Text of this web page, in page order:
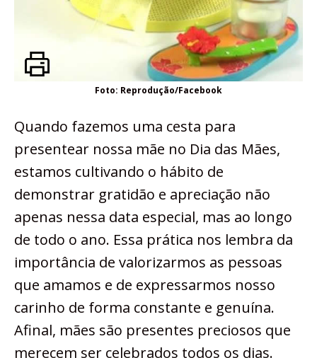
Foto: Reprodução/Facebook
Quando fazemos uma cesta para
presentear nossa mãe no Dia das Mães,
estamos cultivando o hábito de
demonstrar gratidão e apreciação não
apenas nessa data especial, mas ao longo
de todo o ano. Essa prática nos lembra da
importância de valorizarmos as pessoas
que amamos e de expressarmos nosso
carinho de forma constante e genuína.
Afinal, mães são presentes preciosos que
merecem ser celebrados todos os dias.